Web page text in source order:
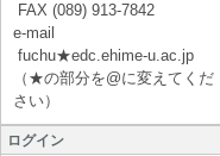
FAX (089) 913-7842
e-mail
fuchu★edc.ehime-u.ac.jp
（★の部分を@に変えてくだ
さい）
ログイン